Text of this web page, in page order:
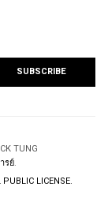
TUNG
รย์.
PUBLIC LICENSE.